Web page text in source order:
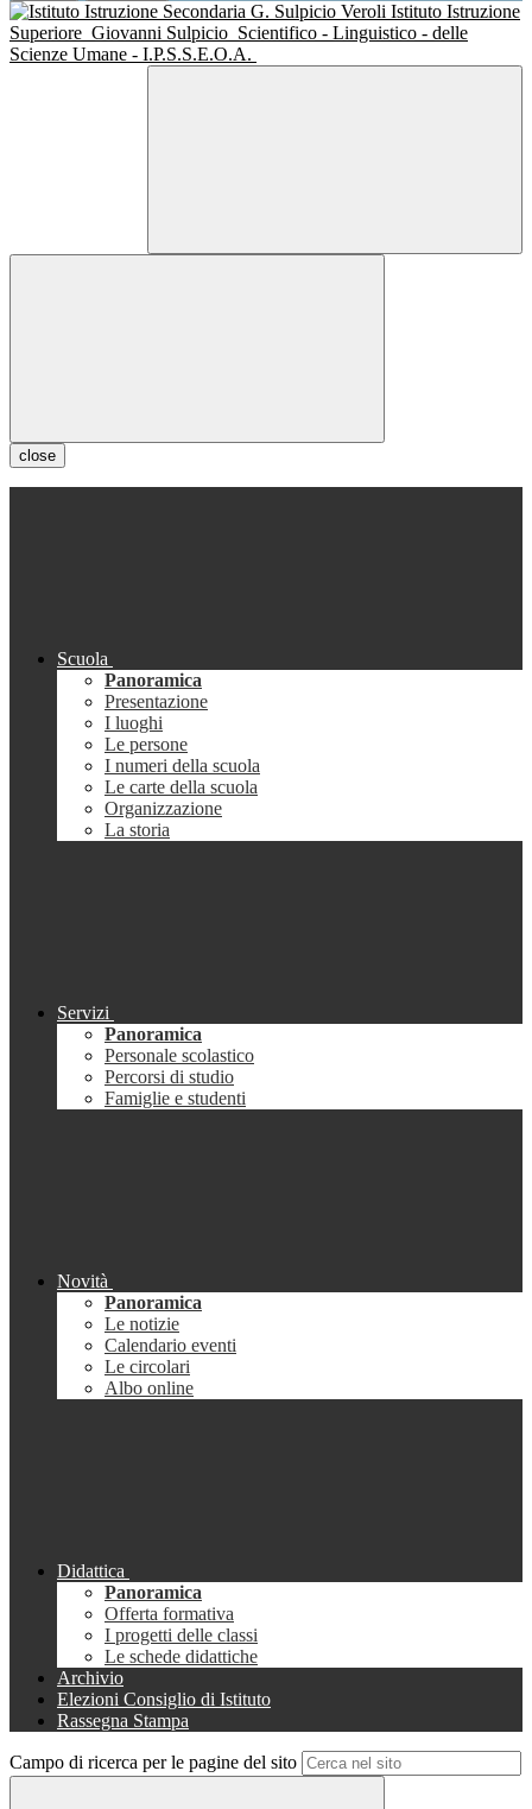
Istituto Istruzione
Superiore Giovanni Sulpicio Scientifico - Linguistico - delle
Scienze Umane - I.P.S.S.E.O.A.
close
Scuola
Panoramica
Presentazione
I luoghi
Le persone
I numeri della scuola
Le carte della scuola
Organizzazione
La storia
Servizi
Panoramica
Personale scolastico
Percorsi di studio
Famiglie e studenti
Novità
Panoramica
Le notizie
Calendario eventi
Le circolari
Albo online
Didattica
Panoramica
Offerta formativa
I progetti delle classi
Le schede didattiche
Archivio
Elezioni Consiglio di Istituto
Rassegna Stampa
Campo di ricerca per le pagine del sito